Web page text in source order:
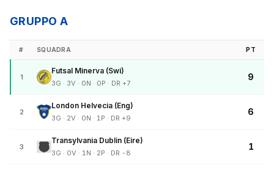
GRUPPO A
# SQUADRA PT
1
Futsal Minerva (Swi)
3G · 3V · 0N · 0P · DR +7
9
2
London Helvecia (Eng)
3G · 2V · 0N · 1P · DR +9
6
3
Transylvania Dublin (Eire)
3G · 0V · 1N · 2P · DR -8
1